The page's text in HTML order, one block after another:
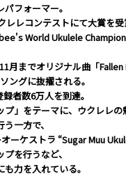
フォーマー。
レレコンテストにて大賞を受
World Ukulele
月までオリジナル曲「
ングに抜擢される。
者数6万人を到達。
プ」をテーマに、ウクレレ
一方で、
ーケストラ “Sugar Muu
を行うなど、
力を入れている。